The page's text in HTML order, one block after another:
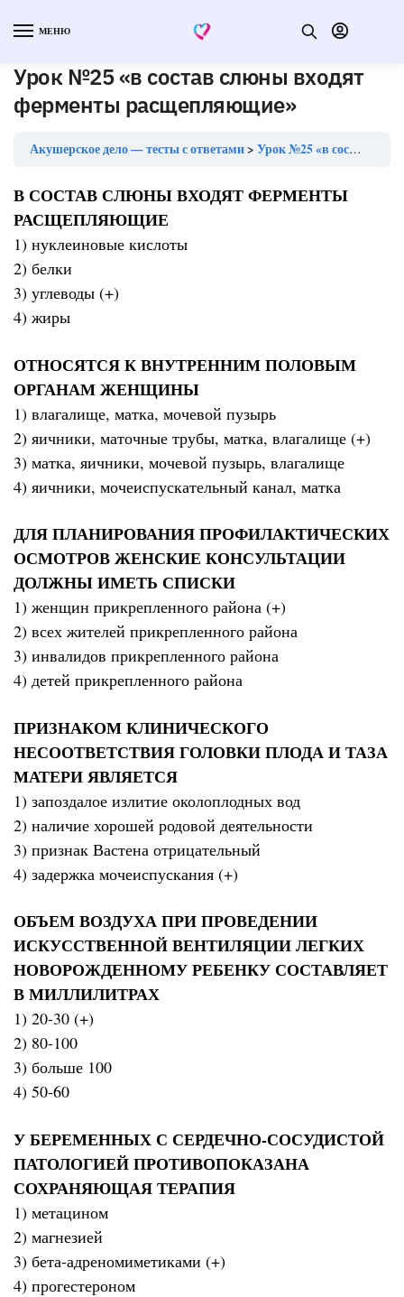
МЕНЮ
Урок №25 «в состав слюны входят
ферменты расщепляющие»
Акушерское дело — тесты с ответами Урок №25 «в состав слюны входят ферменты расщепляющие»
В СОСТАВ СЛЮНЫ ВХОДЯТ ФЕРМЕНТЫ
РАСЩЕПЛЯЮЩИЕ
1) нуклеиновые кислоты
2) белки
3) углеводы (+)
4) жиры
ОТНОСЯТСЯ К ВНУТРЕННИМ ПОЛОВЫМ
ОРГАНАМ ЖЕНЩИНЫ
1) влагалище, матка, мочевой пузырь
2) яичники, маточные трубы, матка, влагалище (+)
3) матка, яичники, мочевой пузырь, влагалище
4) яичники, мочеиспускательный канал, матка
ДЛЯ ПЛАНИРОВАНИЯ ПРОФИЛАКТИЧЕСКИХ
ОСМОТРОВ ЖЕНСКИЕ КОНСУЛЬТАЦИИ
ДОЛЖНЫ ИМЕТЬ СПИСКИ
1) женщин прикрепленного района (+)
2) всех жителей прикрепленного района
3) инвалидов прикрепленного района
4) детей прикрепленного района
ПРИЗНАКОМ КЛИНИЧЕСКОГО
НЕСООТВЕТСТВИЯ ГОЛОВКИ ПЛОДА И ТАЗА
МАТЕРИ ЯВЛЯЕТСЯ
1) запоздалое излитие околоплодных вод
2) наличие хорошей родовой деятельности
3) признак Вастена отрицательный
4) задержка мочеиспускания (+)
ОБЪЕМ ВОЗДУХА ПРИ ПРОВЕДЕНИИ
ИСКУССТВЕННОЙ ВЕНТИЛЯЦИИ ЛЕГКИХ
НОВОРОЖДЕННОМУ РЕБЕНКУ СОСТАВЛЯЕТ
В МИЛЛИЛИТРАХ
1) 20-30 (+)
2) 80-100
3) больше 100
4) 50-60
У БЕРЕМЕННЫХ С СЕРДЕЧНО-СОСУДИСТОЙ
ПАТОЛОГИЕЙ ПРОТИВОПОКАЗАНА
СОХРАНЯЮЩАЯ ТЕРАПИЯ
1) метацином
2) магнезией
3) бета-адреномиметиками (+)
4) прогестероном